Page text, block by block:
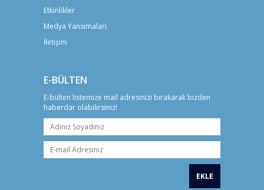
Etkinlikler
Medya Yansımaları
İletişim
E-BÜLTEN
E-bülten listemize mail adresinizi bırakarak bizden
haberdar olabilirsiniz!
EKLE